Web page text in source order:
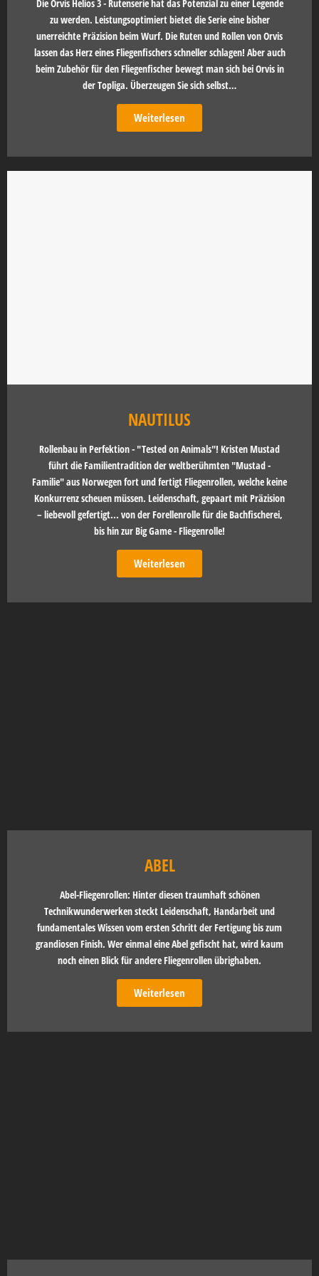
Die Orvis Helios 3 - Rutenserie hat das Potenzial zu einer Legende
zu werden. Leistungsoptimiert bietet die Serie eine bisher
unerreichte Präzision beim Wurf. Die Ruten und Rollen von Orvis
lassen das Herz eines Fliegenfischers schneller schlagen! Aber auch
beim Zubehör für den Fliegenfischer bewegt man sich bei Orvis in
der Topliga. Überzeugen Sie sich selbst…
Weiterlesen
NAUTILUS
Rollenbau in Perfektion - "Tested on Animals"! Kristen Mustad
führt die Familientradition der weltberühmten "Mustad -
Familie" aus Norwegen fort und fertigt Fliegenrollen, welche keine
Konkurrenz scheuen müssen. Leidenschaft, gepaart mit Präzision
– liebevoll gefertigt... von der Forellenrolle für die Bachfischerei,
bis hin zur Big Game - Fliegenrolle!
Weiterlesen
ABEL
Abel-Fliegenrollen: Hinter diesen traumhaft schönen
Technikwunderwerken steckt Leidenschaft, Handarbeit und
fundamentales Wissen vom ersten Schritt der Fertigung bis zum
grandiosen Finish. Wer einmal eine Abel gefischt hat, wird kaum
noch einen Blick für andere Fliegenrollen übrighaben.
Weiterlesen